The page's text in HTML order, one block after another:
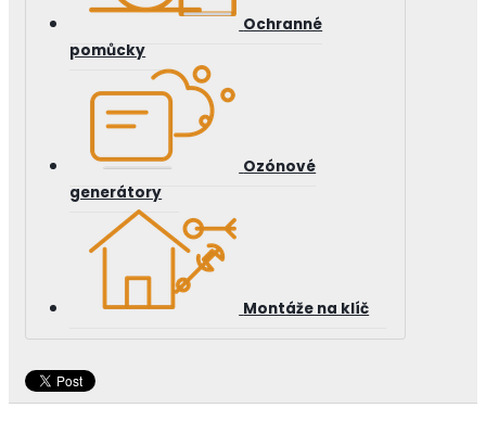
Ochranné
pomůcky
Ozónové
generátory
Montáže na klíč